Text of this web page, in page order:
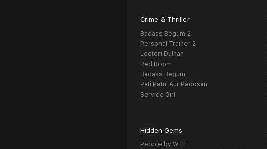
Crime & Thriller
Badass Begum 2
Personal Trainer 2
Looteri Dulhan
Red Room
Badass Begum
Pati Patni Aur Padosan
Service Girl
Hidden Gems
People by WTF